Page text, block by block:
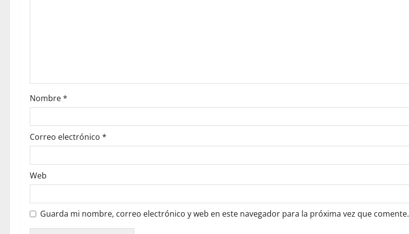
Nombre*
Correo electrónico *
Web
Guarda mi nombre, correo electrónico y web en este navegador para la próxima vez que comente.